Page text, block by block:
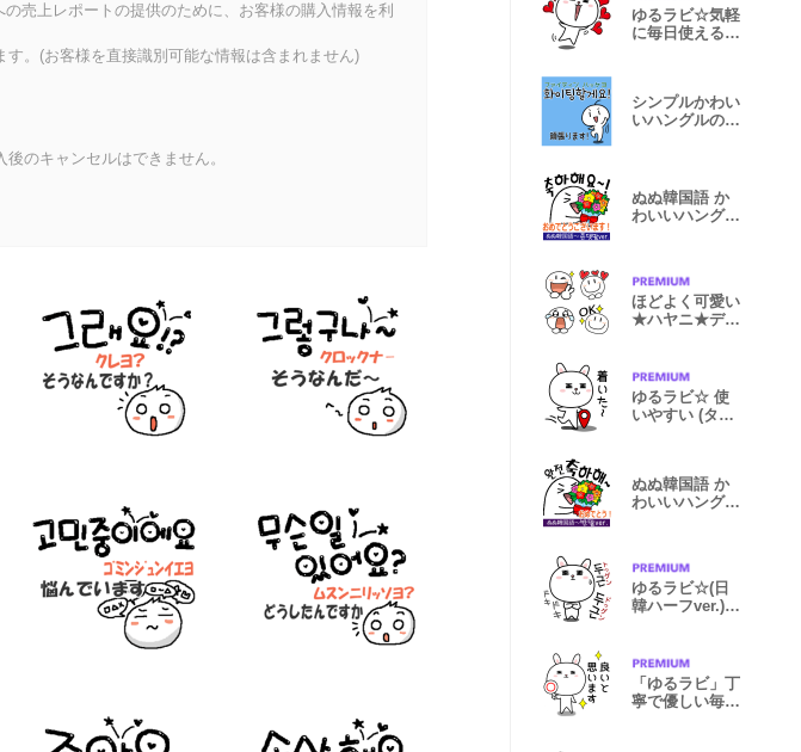
売上レポートの提供のために、お客様の購入情報を利
。(お客様を直接識別可能な情報は含まれません)
のキャンセルはできません。
ゆるラビ☆気軽
に毎日使えるゆ
シンプルかわい
いハングルの韓
ぬぬ韓国語 か
わいいハングル
ほどよく可愛い
★ハヤニ★デイ
ゆるラビ☆ 使
いやすい (タメ
ぬぬ韓国語 か
わいいハングル
ゆるラビ☆(日
韓ハーフver.)
「ゆるラビ」丁
寧で優しい毎日